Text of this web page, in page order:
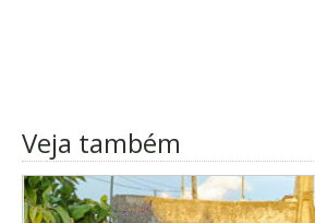
Veja também